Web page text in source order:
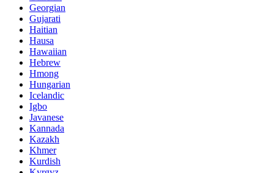
Georgian
Gujarati
Haitian
Hausa
Hawaiian
Hebrew
Hmong
Hungarian
Icelandic
Igbo
Javanese
Kannada
Kazakh
Khmer
Kurdish